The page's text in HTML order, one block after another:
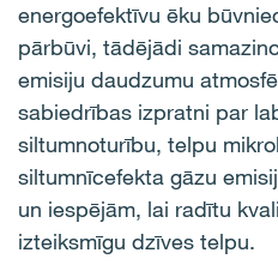
energoefektīvu ēku
pārbūvi, tādējādi
emisiju daudzumu
sabiedrības izpratni par
siltumnoturību, telpu
siltumnīcefekta gāzu
un iespējām, lai radītu
izteiksmīgu dzīves telpu.